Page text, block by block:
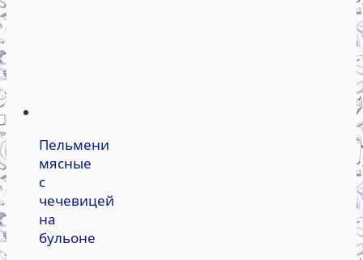
Пельмени
мясные
с
чечевицей
на
бульоне